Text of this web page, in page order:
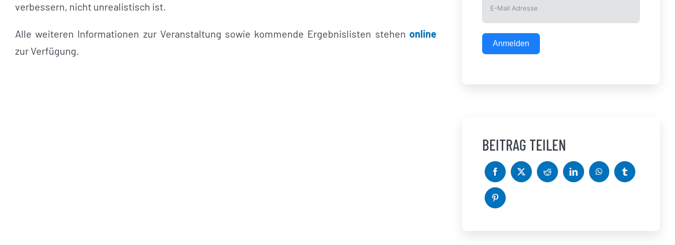
verbessern, nicht unrealistisch ist.
Alle weiteren Informationen zur Veranstaltung sowie kommende Ergebnislisten stehen online
zur Verfügung.
Anmelden
BEITRAG TEILEN